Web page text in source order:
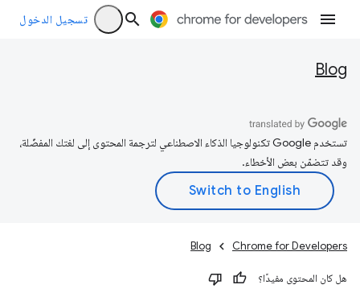
تسجيل الدخول
Blog
تستخدم Google تكنولوجيا الذكاء الاصطناعي لترجمة المحتوى إلى لغتك المفضّلة،
وقد تتضمّن بعض الأخطاء.
Chrome for Developers
Blog
هل كان المحتوى مفيدًا؟